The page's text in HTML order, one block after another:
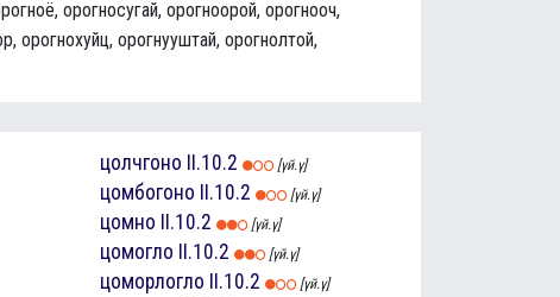
орогносугай, орогноорой, орогнооч,
орогнохуйц, орогнууштай, орогнолтой,
цолчгоно II.10.2 [үй.ү]
цомбогоно II.10.2 [үй.ү]
цомно II.10.2 [үй.ү]
цомогло II.10.2 [үй.ү]
цоморлогло II.10.2 [үй.ү]